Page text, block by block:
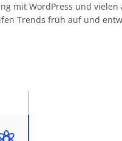
mit WordPress und
Trends früh auf und